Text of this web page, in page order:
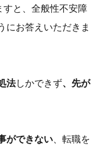
と、全般性不安障
にお答えいただきま
法しかできず、先が
ができない 、転職を